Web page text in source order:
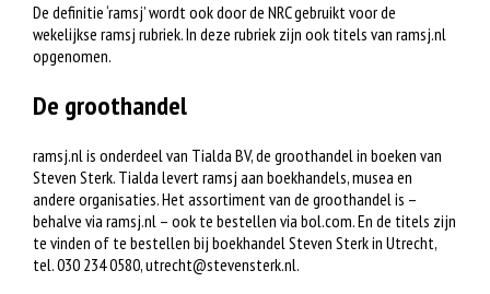
De definitie ‘ramsj’ wordt ook door de NRC gebruikt voor de
wekelijkse ramsj rubriek. In deze rubriek zijn ook titels van ramsj.nl
opgenomen.
De groothandel
ramsj.nl is onderdeel van Tialda BV, de groothandel in boeken van
Steven Sterk. Tialda levert ramsj aan boekhandels, musea en
andere organisaties. Het assortiment van de groothandel is –
behalve via ramsj.nl – ook te bestellen via bol.com. En de titels zijn
te vinden of te bestellen bij boekhandel Steven Sterk in Utrecht,
tel. 030 234 0580,utrecht@stevensterk.nl.